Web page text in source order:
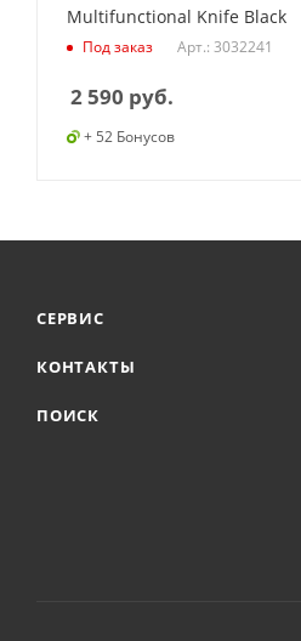
Multifunctional Knife Black
Под заказ Арт.: 3032241
2 590 руб.
+ 52 Бонусов
СЕРВИС
КОНТАКТЫ
ПОИСК